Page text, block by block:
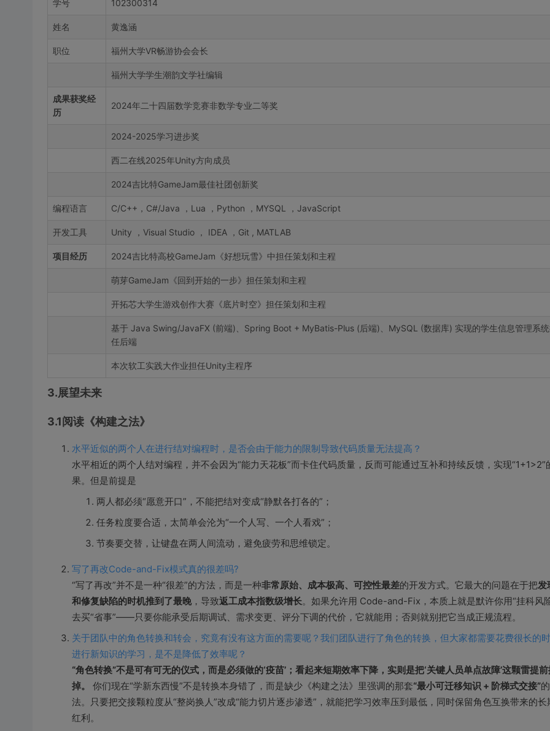
学号 102300314
姓名 黄逸涵
职位 福州大学VR畅游协会会长
福州大学学生潮韵文学社编辑
成果获奖经
历
2024年二十四届数学竞赛非数学专业二等奖
2024-2025学习进步奖
西二在线2025年Unity方向成员
2024吉比特GameJam最佳社团创新奖
编程语言 C/C++，C#/Java ，Lua ，Python ，MYSQL ，JavaScript
开发工具 Unity ，Visual Studio ， IDEA ，Git , MATLAB
项目经历 2024吉比特高校GameJam《好想玩雪》中担任策划和主程
萌芽GameJam《回到开始的一步》担任策划和主程
开拓芯大学生游戏创作大赛《底片时空》担任策划和主程
基于 Java Swing/JavaFX (前端)、Spring Boot + MyBatis-Plus (后端)、MySQL (数据库) 实现的学生信息管理系统
任后端
本次软工实践大作业担任Unity主程序
3.展望未来
3.1阅读《构建之法》
水平近似的两个人在进行结对编程时，是否会由于能力的限制导致代码质量无法提高？
水平相近的两个人结对编程，并不会因为“能力天花板”而卡住代码质量，反而可能通过互补和持续反馈，实现“1+1>2”
果。但是前提是
两人都必须“愿意开口”，不能把结对变成“静默各打各的”；
任务粒度要合适，太简单会沦为“一个人写、一个人看戏”；
节奏要交替，让键盘在两人间流动，避免疲劳和思维锁定。
写了再改Code-and-Fix模式真的很差吗?
“写了再改”并不是一种“很差”的方法，而是一种非常原始、成本极高、可控性最差的开发方式。它最大的问题在于把发
和修复缺陷的时机推到了最晚，导致返工成本指数级增长。如果允许用 Code-and-Fix，本质上就是默许你用“挂科风
去买“省事”——只要你能承受后期调试、需求变更、评分下调的代价，它就能用；否则就别把它当成正规流程。
关于团队中的角色转换和转会，究竟有没有这方面的需要呢？我们团队进行了角色的转换，但大家都需要花费很长的
进行新知识的学习，是不是降低了效率呢？
“角色转换”不是可有可无的仪式，而是必须做的‘疫苗’；看起来短期效率下降，实则是把‘关键人员单点故障’这颗雷提
掉。
你们现在“学新东西慢”不是转换本身错了，而是缺少《构建之法》里强调的那套“最小可迁移知识 + 阶梯式交接”
法。只要把交接颗粒度从“整岗换人”改成“能力切片逐步渗透”，就能把学习效率压到最低，同时保留角色互换带来的长
红利。